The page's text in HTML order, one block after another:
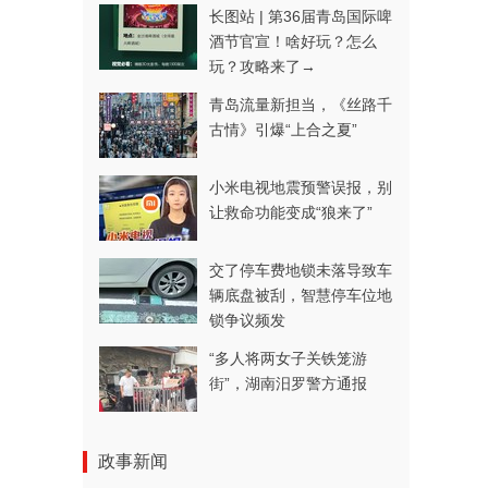
长图站 | 第36届青岛国际啤
酒节官宣！啥好玩？怎么
玩？攻略来了→
青岛流量新担当，《丝路千
古情》引爆“上合之夏”
小米电视地震预警误报，别
让救命功能变成“狼来了”
交了停车费地锁未落导致车
辆底盘被刮，智慧停车位地
锁争议频发
“多人将两女子关铁笼游
街”，湖南汨罗警方通报
政事新闻